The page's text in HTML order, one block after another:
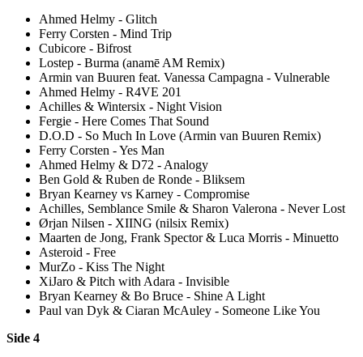
Ahmed Helmy - Glitch
Ferry Corsten - Mind Trip
Cubicore - Bifrost
Lostep - Burma (anamē AM Remix)
Armin van Buuren feat. Vanessa Campagna - Vulnerable
Ahmed Helmy - R4VE 201
Achilles & Wintersix - Night Vision
Fergie - Here Comes That Sound
D.O.D - So Much In Love (Armin van Buuren Remix)
Ferry Corsten - Yes Man
Ahmed Helmy & D72 - Analogy
Ben Gold & Ruben de Ronde - Bliksem
Bryan Kearney vs Karney - Compromise
Achilles, Semblance Smile & Sharon Valerona - Never Lost
Ørjan Nilsen - XIING (nilsix Remix)
Maarten de Jong, Frank Spector & Luca Morris - Minuetto
Asteroid - Free
MurZo - Kiss The Night
XiJaro & Pitch with Adara - Invisible
Bryan Kearney & Bo Bruce - Shine A Light
Paul van Dyk & Ciaran McAuley - Someone Like You
Side 4